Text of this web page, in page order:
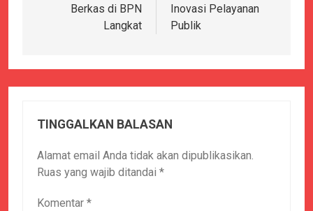
Berkas di BPN
Langkat
Inovasi Pelayanan
Publik
TINGGALKAN BALASAN
Alamat email Anda tidak akan dipublikasikan.
Ruas yang wajib ditandai *
Komentar *